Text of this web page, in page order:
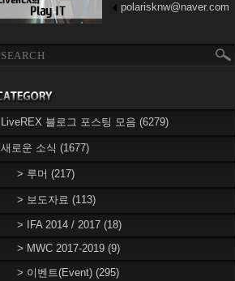
polarisknw@naver.com
LiveREX 블로그 포스팅 모음 (6279)
새로운 소식 (1677)
> 루머 (217)
> 보도자료 (113)
> IFA 2014 / 2017 (18)
> MWC 2017-2019 (9)
> 이벤트(Event) (295)